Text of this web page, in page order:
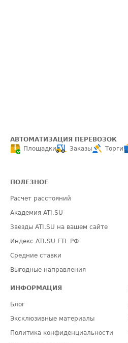
АВТОМАТИЗАЦИЯ ПЕРЕВОЗОК
Площадки
Заказы Торги
ПОЛЕЗНОЕ
Расчет расстояний
Академия ATI.SU
Звезды ATI.SU на вашем сайте
Индекс ATI.SU FTL РФ
Средние ставки
Выгодные направления
ИНФОРМАЦИЯ
Блог
Эксклюзивные материалы
Политика конфиденциальности